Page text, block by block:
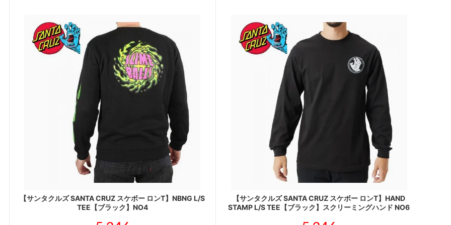
【サンタクルズ SANTA CRUZ スケボー ロンT】NBNG L/S
TEE【ブラック】NO4
【サンタクルズ SANTA CRUZ スケボー ロンT】HAND
STAMP L/S TEE【ブラック】スクリーミングハンド NO6